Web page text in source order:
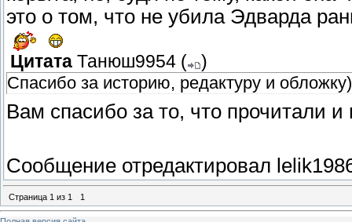
это о том, что не убила Эдварда
Цитата Танюш9954 (
)
Спасибо за историю, редактуру и обложку)
Вам спасибо за то, что прочитали
Сообщение отредактировал
Страница 1 из 1 1